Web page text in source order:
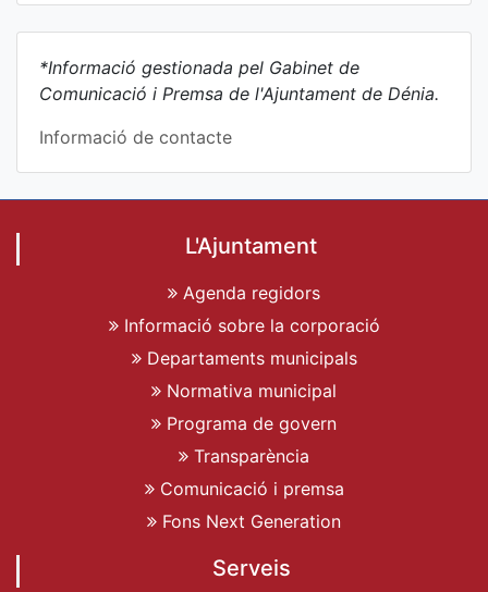
*Informació gestionada pel Gabinet de
Comunicació i Premsa de l'Ajuntament de Dénia.
Informació de contacte
L'Ajuntament
Agenda regidors
Informació sobre la corporació
Departaments municipals
Normativa municipal
Programa de govern
Transparència
Comunicació i premsa
Fons Next Generation
Serveis